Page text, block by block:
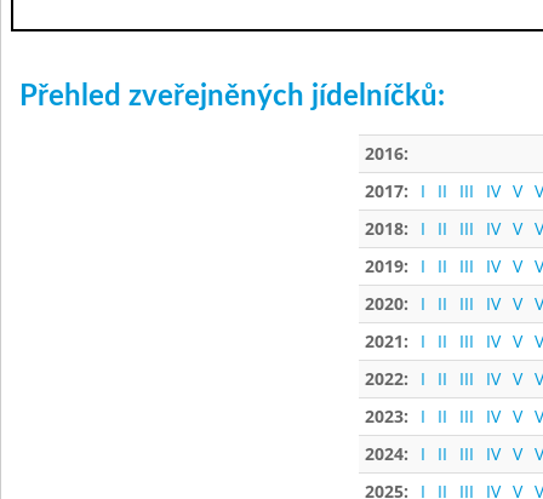
Přehled zveřejněných jídelníčků:
2016:
2017:
I II III IV V
2018:
I II III IV V
2019:
I II III IV V
2020:
I II III IV V
2021:
I II III IV V
2022:
I II III IV V
2023:
I II III IV V
2024:
I II III IV V
2025:
I II III IV V